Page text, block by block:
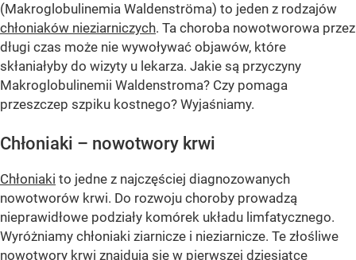
(Makroglobulinemia Waldenströma) to jeden z rodzajów
chłoniaków nieziarniczych. Ta choroba nowotworowa przez
długi czas może nie wywoływać objawów, które
skłaniałyby do wizyty u lekarza. Jakie są przyczyny
Makroglobulinemii Waldenstroma? Czy pomaga
przeszczep szpiku kostnego? Wyjaśniamy.
Chłoniaki – nowotwory krwi
Chłoniaki to jedne z najczęściej diagnozowanych
nowotworów krwi. Do rozwoju choroby prowadzą
nieprawidłowe podziały komórek układu limfatycznego.
Wyróżniamy chłoniaki ziarnicze i nieziarnicze. Te złośliwe
nowotwory krwi znajdują się w pierwszej dziesiątce